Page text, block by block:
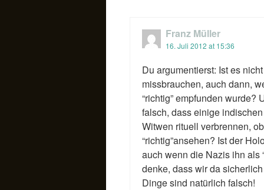
Franz Müller
16. Juli 2012 at 15:36
Du argumentierst: Ist es
missbrauchen, auch dann,
“richtig” empfunden wurde?
falsch, dass einige
Witwen rituell verbrennen,
“richtig”ansehen? Ist der
auch wenn die Nazis ihn als
denke, dass wir da
Dinge sind natürlich falsch!